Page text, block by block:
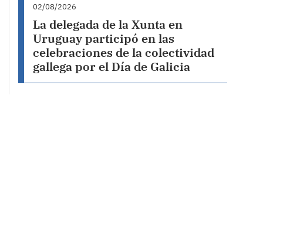
02/08/2026
La delegada de la Xunta en
Uruguay participó en las
celebraciones de la colectividad
gallega por el Día de Galicia